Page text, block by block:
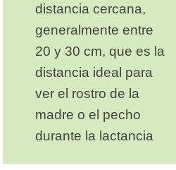
distancia cercana,
generalmente entre
20 y 30 cm, que es la
distancia ideal para
ver el rostro de la
madre o el pecho
durante la lactancia